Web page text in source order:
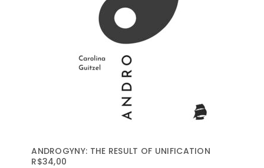
ANDROGYNY: THE RESULT OF UNIFICATION
R$34,00